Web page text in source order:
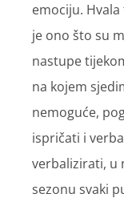
emociju. Hvala
je ono što su
nastupe
na kojem
nemoguće,
ispričati i
verbalizirati, u
sezonu svaki